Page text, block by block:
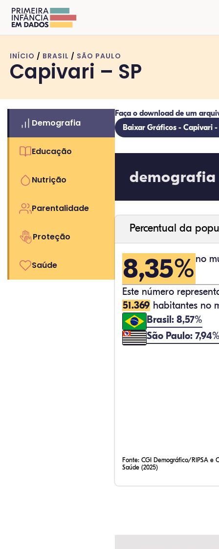
INÍCIO / BRASIL / SÃO PAULO
Capivari – SP
Demografia
Educação
Nutrição
Parentalidade
Proteção
Saúde
Faça o download de um
Baixar Gráficos - Capivari -
demografia
Percentual da
8,35% no
Este número
51.369 habitantes no
Brasil: 8,57%
São Paulo: 7,94%
Fonte: CGI Demográfico/RIPSA e
Saúde (2025)